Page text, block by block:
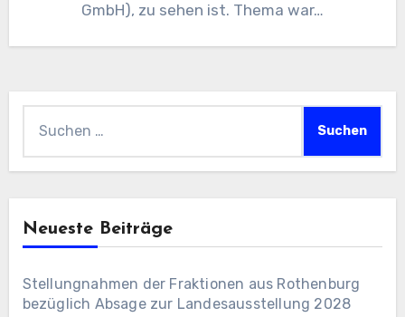
GmbH), zu sehen ist. Thema war…
Neueste Beiträge
Stellungnahmen der Fraktionen aus Rothenburg
bezüglich Absage zur Landesausstellung 2028